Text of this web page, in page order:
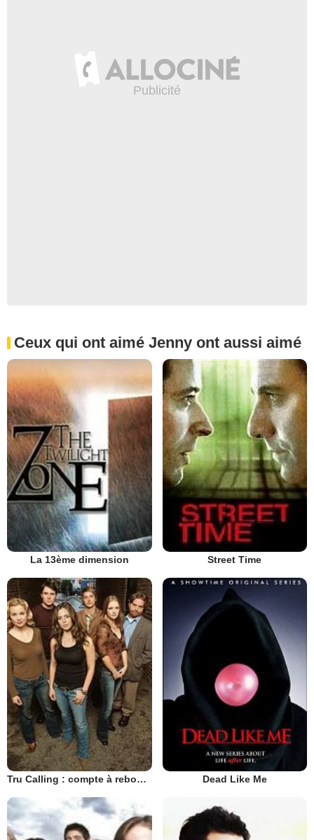
Ceux qui ont aimé Jenny ont aussi aimé
La 13ème dimension Street Time
Tru Calling : compte à rebours Dead Like Me